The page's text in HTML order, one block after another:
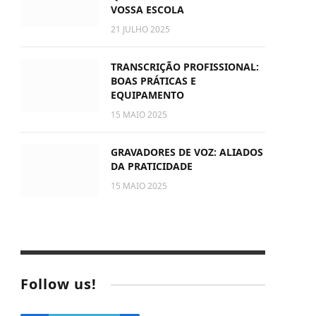
VOSSA ESCOLA
21 JULHO 2025
TRANSCRIÇÃO PROFISSIONAL:
BOAS PRÁTICAS E
EQUIPAMENTO
15 MAIO 2025
GRAVADORES DE VOZ: ALIADOS
DA PRATICIDADE
15 MAIO 2025
Follow us!